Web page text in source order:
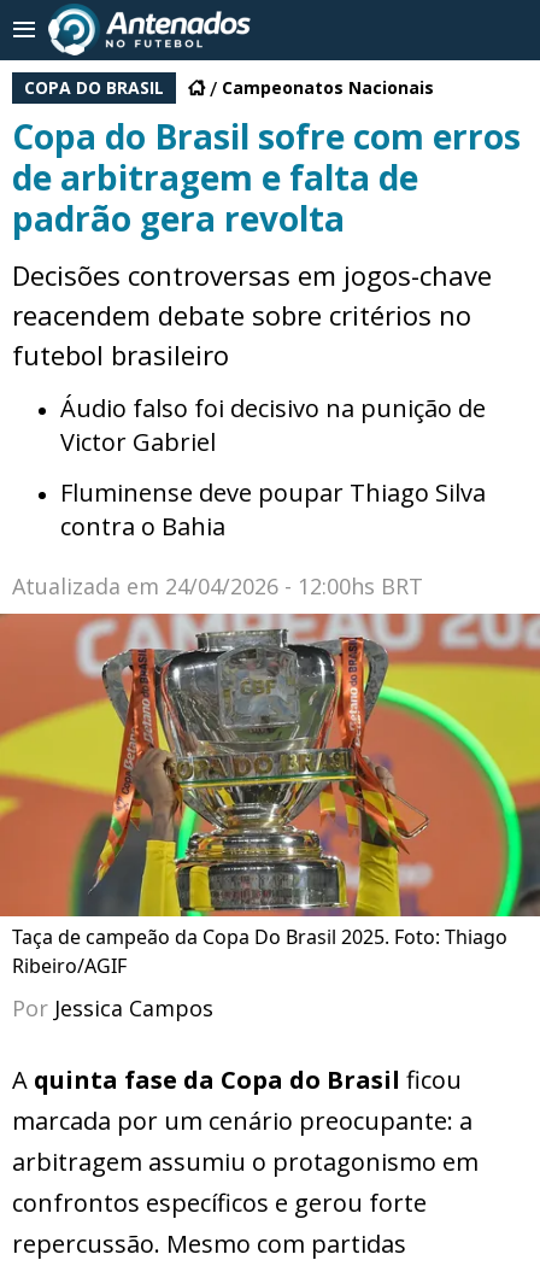
COPA DO BRASIL Campeonatos Nacionais
Copa do Brasil sofre com erros
de arbitragem e falta de
padrão gera revolta
Decisões controversas em jogos-chave
reacendem debate sobre critérios no
futebol brasileiro
Áudio falso foi decisivo na punição de
Victor Gabriel
Fluminense deve poupar Thiago Silva
contra o Bahia
Atualizada em 24/04/2026 - 12:00hs BRT
Taça de campeão da Copa Do Brasil 2025. Foto: Thiago
Ribeiro/AGIF
Por Jessica Campos
A quinta fase da Copa do Brasil ficou
marcada por um cenário preocupante: a
arbitragem assumiu o protagonismo em
confrontos específicos e gerou forte
repercussão. Mesmo com partidas